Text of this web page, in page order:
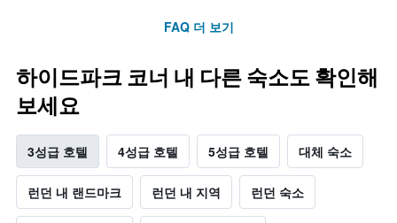
FAQ 더 보기
하이드파크 코너 내 다른 숙소도 확인해
보세요
3성급 호텔 4성급 호텔 5성급 호텔 대체 숙소
런던 내 랜드마크 런던 내 지역 런던 숙소